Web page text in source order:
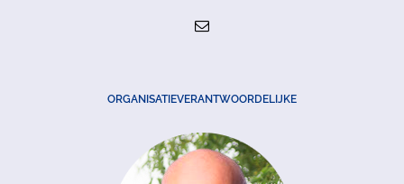
ORGANISATIEVERANTWOORDELIJKE